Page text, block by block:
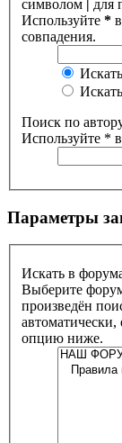
символом | для
Используйте *
совпадения.
Поиск по
Используйте *
Параметры
Искать в
Выберите
произведён
опцию ниже.